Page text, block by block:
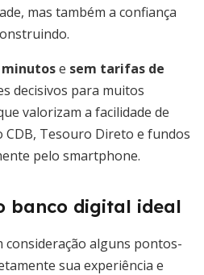
mas também a confiança
e sem tarifas de
decisivos para muitos
valorizam a facilidade de
CDB, Tesouro Direto e fundos
pelo smartphone.
banco digital ideal
consideração alguns pontos-
sua experiência e